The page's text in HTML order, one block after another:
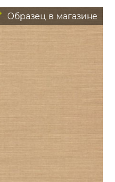
Образец в магазине